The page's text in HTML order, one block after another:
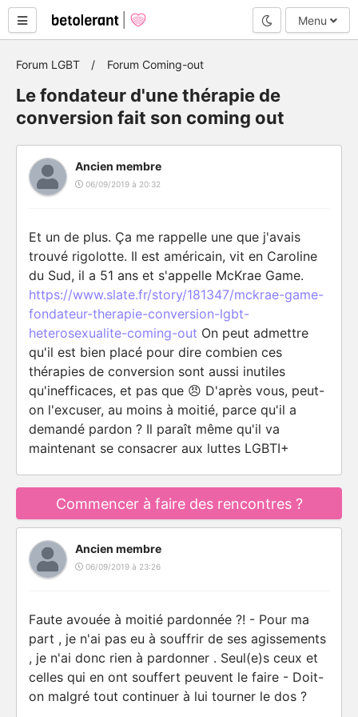
Mode nuit
Menu
Forum LGBT Forum Coming-out
Le fondateur d'une thérapie de
conversion fait son coming out
Ancien membre
06/09/2019 à 20:32
Et un de plus. Ça me rappelle une que j'avais
trouvé rigolotte. Il est américain, vit en Caroline
du Sud, il a 51 ans et s'appelle McKrae Game.
https://www.slate.fr/story/181347/mckrae-game-
fondateur-therapie-conversion-lgbt-
heterosexualite-coming-out On peut admettre
qu'il est bien placé pour dire combien ces
thérapies de conversion sont aussi inutiles
qu'inefficaces, et pas que 😠 D'après vous, peut-
on l'excuser, au moins à moitié, parce qu'il a
demandé pardon ? Il paraît même qu'il va
maintenant se consacrer aux luttes LGBTI+
Commencer à faire des rencontres ?
Ancien membre
06/09/2019 à 23:26
Faute avouée à moitié pardonnée ?! - Pour ma
part , je n'ai pas eu à souffrir de ses agissements
, je n'ai donc rien à pardonner . Seul(e)s ceux et
celles qui en ont souffert peuvent le faire - Doit-
on malgré tout continuer à lui tourner le dos ?